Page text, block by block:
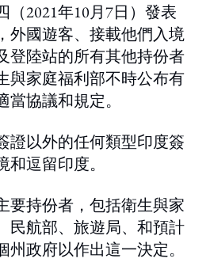
（2021年10月7日）發表
外國遊客、接載他們入境
登陸站的所有其他持份者
與家庭福利部不時公布有
協議和規定。
證以外的任何類型印度簽
逗留印度。
要持份者，包括衛生與家
民航部、旅遊局、和預計
政府以作出這一決定。